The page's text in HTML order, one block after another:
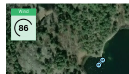
Wind
86